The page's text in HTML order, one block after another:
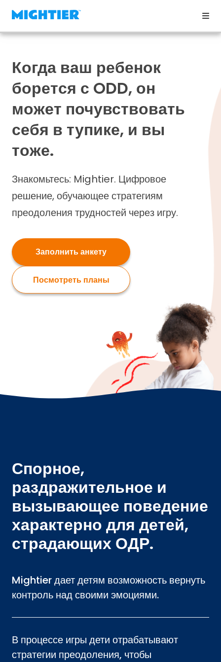
Когда ваш ребенок
борется с ODD, он
может почувствовать
себя в тупике, и вы
тоже.
Знакомьтесь: Mightier. Цифровое
решение, обучающее стратегиям
преодоления трудностей через игру.
Заполнить анкету
Посмотреть планы
Спорное,
раздражительное и
вызывающее поведение
характерно для детей,
страдающих ОДР.
Mightier дает детям возможность вернуть
контроль над своими эмоциями.
В процессе игры дети отрабатывают
стратегии преодоления, чтобы